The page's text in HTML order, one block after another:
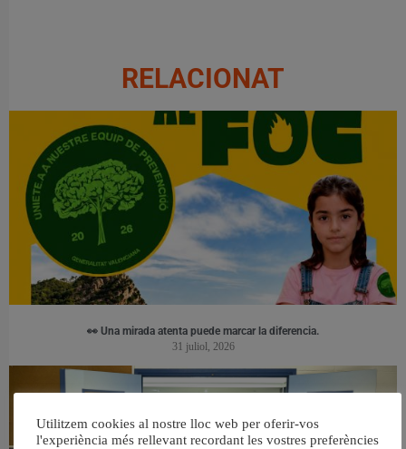
RELACIONAT
👀 Una mirada atenta puede marcar la diferencia.
31 juliol, 2026
Utilitzem cookies al nostre lloc web per oferir-vos
l'experiència més rellevant recordant les vostres preferències